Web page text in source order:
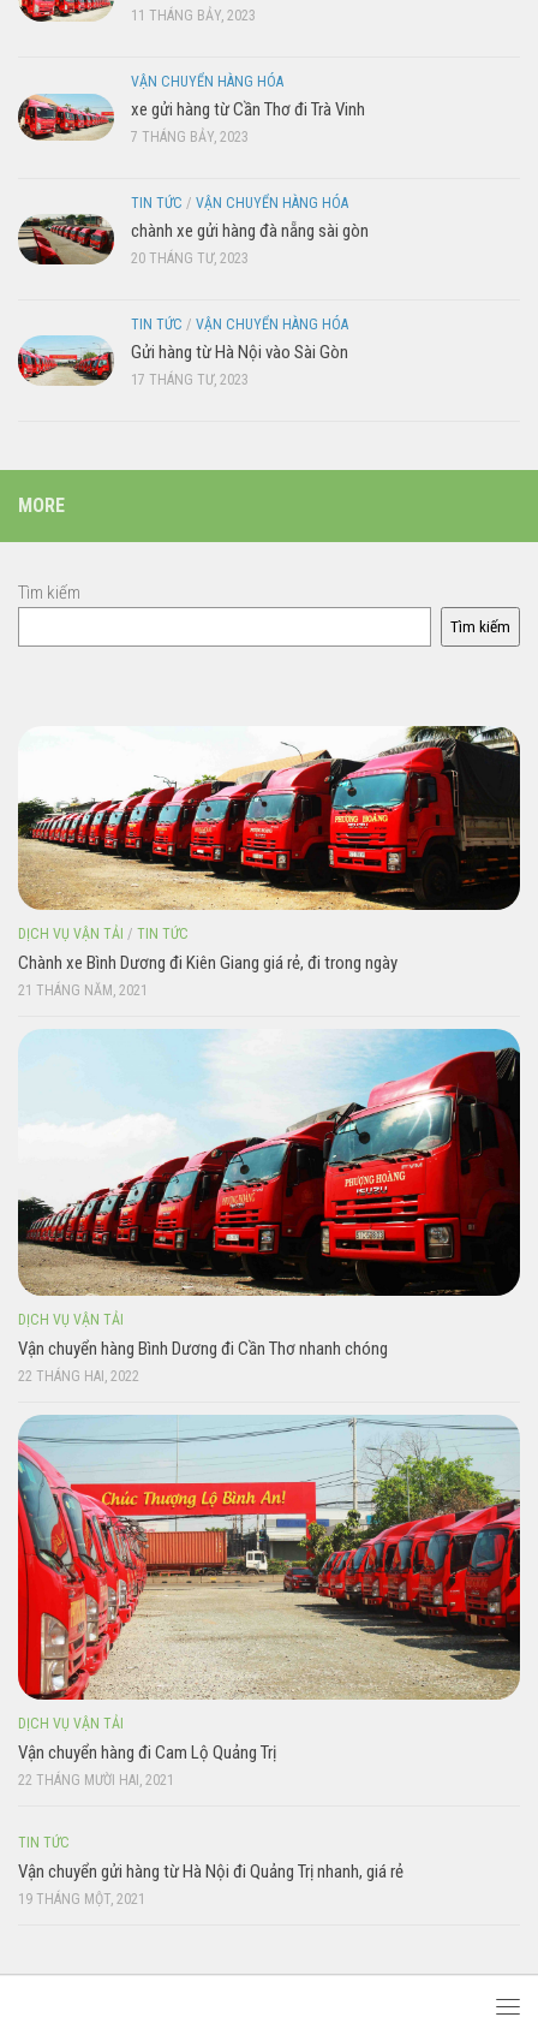
11 THÁNG BẢY, 2023
VẬN CHUYỂN HÀNG HÓA
xe gửi hàng từ Cần Thơ đi Trà Vinh
7 THÁNG BẢY, 2023
TIN TỨC / VẬN CHUYỂN HÀNG HÓA
chành xe gửi hàng đà nẵng sài gòn
20 THÁNG TƯ, 2023
TIN TỨC / VẬN CHUYỂN HÀNG HÓA
Gửi hàng từ Hà Nội vào Sài Gòn
17 THÁNG TƯ, 2023
MORE
Tìm kiếm
Tìm kiếm
DỊCH VỤ VẬN TẢI / TIN TỨC
Chành xe Bình Dương đi Kiên Giang giá rẻ, đi trong ngày
21 THÁNG NĂM, 2021
DỊCH VỤ VẬN TẢI
Vận chuyển hàng Bình Dương đi Cần Thơ nhanh chóng
22 THÁNG HAI, 2022
DỊCH VỤ VẬN TẢI
Vận chuyển hàng đi Cam Lộ Quảng Trị
22 THÁNG MƯỜI HAI, 2021
TIN TỨC
Vận chuyển gửi hàng từ Hà Nội đi Quảng Trị nhanh, giá rẻ
19 THÁNG MỘT, 2021